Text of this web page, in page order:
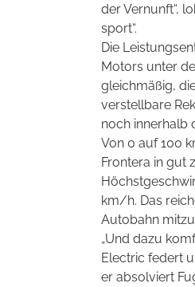
der Vernunft“,
sport“.
Die
Motors unter
gleichmäßig,
verstellbare
noch innerhalb
Von 0 auf 100
Frontera in gut
km/h. Das
Autobahn
„Und dazu
Electric federt
er absolviert